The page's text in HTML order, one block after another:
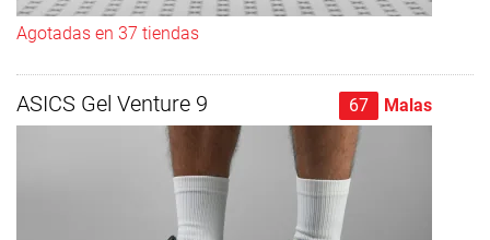
Agotadas en 37 tiendas
ASICS Gel Venture 9 67 Malas